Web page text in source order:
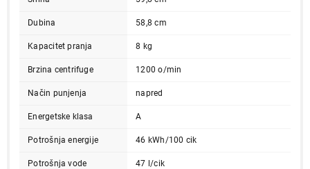
Dubina 58,8 cm
Kapacitet pranja 8 kg
Brzina centrifuge 1200 o/min
Način punjenja napred
Energetske klasa A
Potrošnja energije 46 kWh/100 cik
Potrošnja vode 47 l/cik